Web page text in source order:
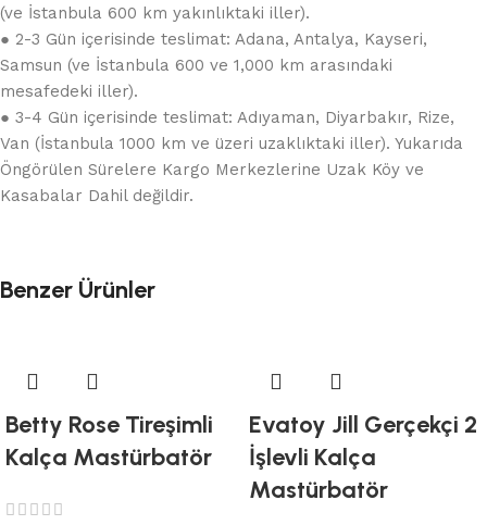
(ve İstanbula 600 km yakınlıktaki iller).
● 2-3 Gün içerisinde teslimat: Adana, Antalya, Kayseri,
Samsun (ve İstanbula 600 ve 1,000 km arasındaki
mesafedeki iller).
● 3-4 Gün içerisinde teslimat: Adıyaman, Diyarbakır, Rize,
Van (İstanbula 1000 km ve üzeri uzaklıktaki iller). Yukarıda
Öngörülen Sürelere Kargo Merkezlerine Uzak Köy ve
Kasabalar Dahil değildir.
Benzer Ürünler
Betty Rose Tireşimli
Kalça Mastürbatör
Evatoy Jill Gerçekçi 2
İşlevli Kalça
Mastürbatör